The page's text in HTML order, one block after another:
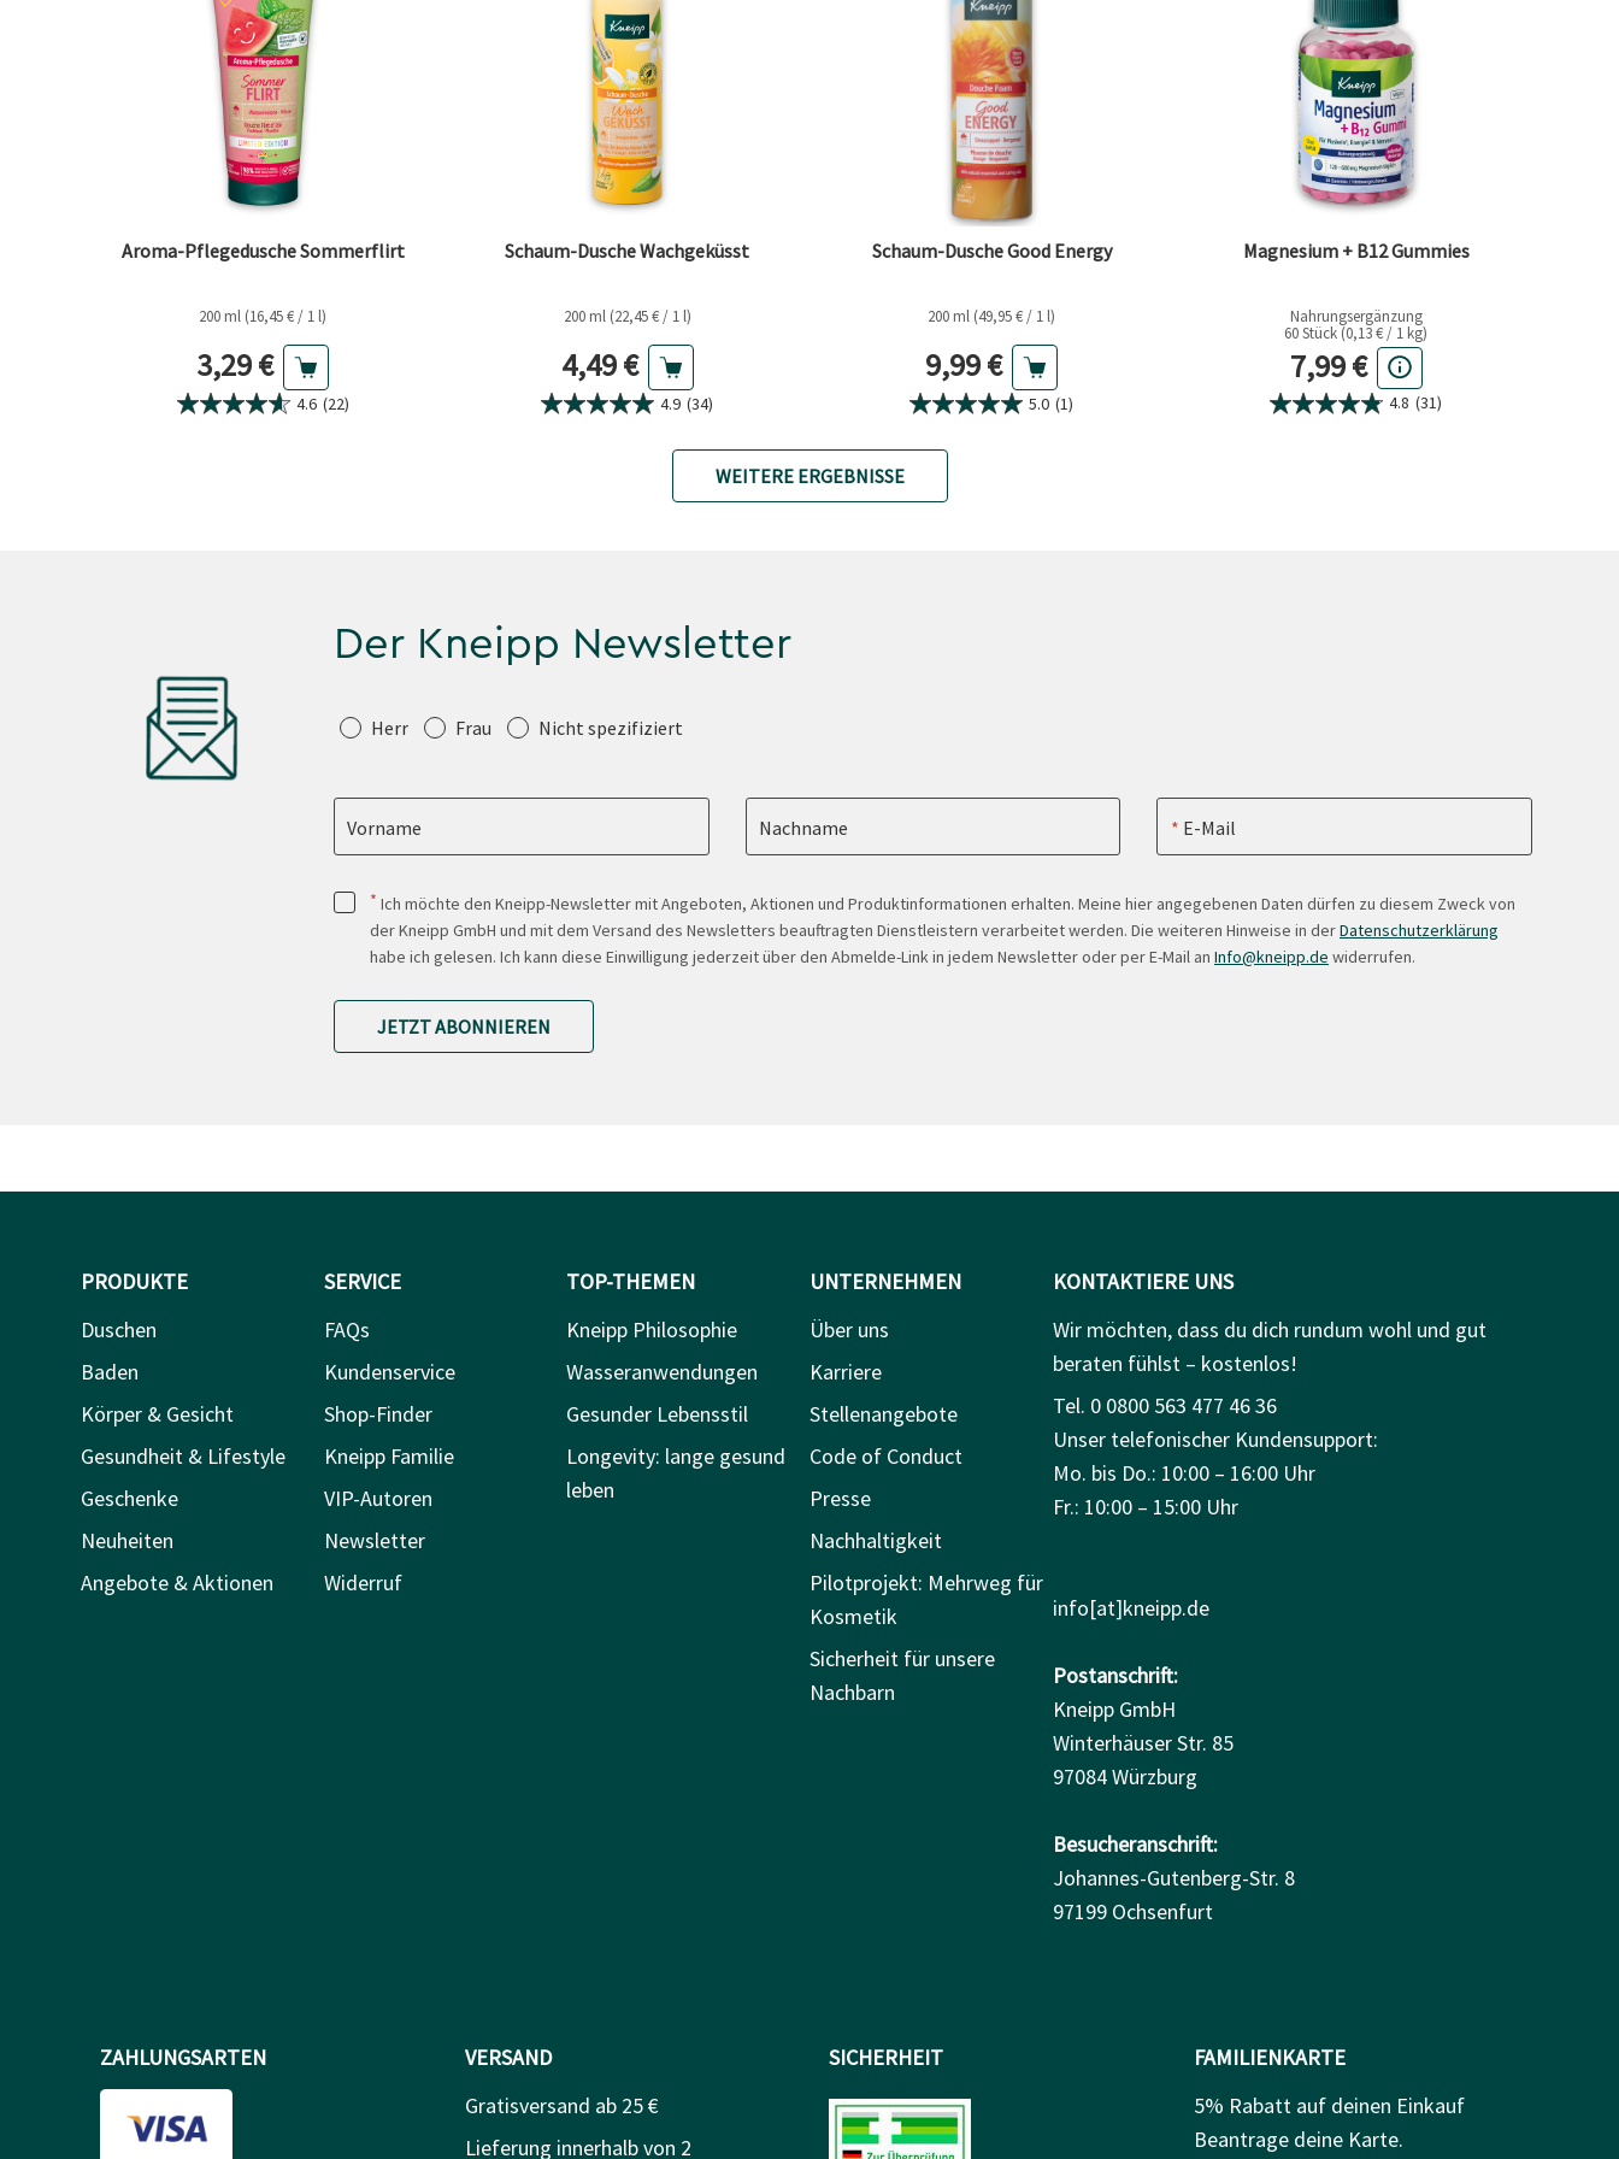
Aroma-Pflegedusche Sommerflirt
200 ml (16,45 € / 1 l)
Aktueller Preis
3,29 €
4.6 (22)
Schaum-Dusche Wachgeküsst
200 ml (22,45 € / 1 l)
Aktueller Preis
4,49 €
4.9 (34)
Schaum-Dusche Good Energy
200 ml (49,95 € / 1 l)
Aktueller Preis
9,99 €
5.0 (1)
Magnesium + B12 Gummies
Nahrungsergänzung
60 Stück (0,13 € / 1 kg)
Aktueller Preis
7,99 €
4.8 (31)
WEITERE ERGEBNISSE
Der Kneipp Newsletter
Anrede
Herr Frau Nicht spezifiziert
Vorname Nachname E-Mail
* Ich möchte den Kneipp-Newsletter mit Angeboten, Aktionen und Produktinformationen erhalten. Meine hier angegebenen Daten dürfen zu diesem Zweck von
der Kneipp GmbH und mit dem Versand des Newsletters beauftragten Dienstleistern verarbeitet werden. Die weiteren Hinweise in derDatenschutzerklärung
habe ich gelesen. Ich kann diese Einwilligung jederzeit über den Abmelde-Link in jedem Newsletter oder per E-Mail an Info@kneipp.de widerrufen.
JETZT ABONNIEREN
PRODUKTE
Duschen
Baden
Körper & Gesicht
Gesundheit & Lifestyle
Geschenke
Neuheiten
Angebote & Aktionen
SERVICE
FAQs
Kundenservice
Shop-Finder
Kneipp Familie
VIP-Autoren
Newsletter
Widerruf
TOP-THEMEN
Kneipp Philosophie
Wasseranwendungen
Gesunder Lebensstil
Longevity: lange gesund
leben
UNTERNEHMEN
Über uns
Karriere
Stellenangebote
Code of Conduct
Presse
Nachhaltigkeit
Pilotprojekt: Mehrweg für
Kosmetik
Sicherheit für unsere
Nachbarn
KONTAKTIERE UNS
Wir möchten, dass du dich rundum wohl und gut
beraten fühlst – kostenlos!
Tel. 0 0800 563 477 46 36
Unser telefonischer Kundensupport:
Mo. bis Do.: 10:00 – 16:00 Uhr
Fr.: 10:00 – 15:00 Uhr
info[at]kneipp.de
Postanschrift:
Kneipp GmbH
Winterhäuser Str. 85
97084 Würzburg
Besucheranschrift:
Johannes-Gutenberg-Str. 8
97199 Ochsenfurt
ZAHLUNGSARTEN
VERSAND
Gratisversand ab 25 €
Lieferung innerhalb von 2
SICHERHEIT
FAMILIENKARTE
5% Rabatt auf deinen Einkauf
Beantrage deine Karte.